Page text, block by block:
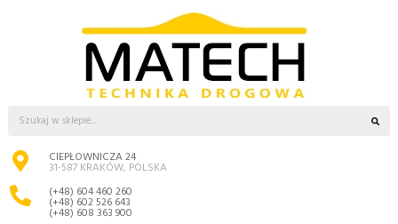
CIEPŁOWNICZA 24
31-587 KRAKÓW, POLSKA
(+48) 604 460 260
(+48) 602 526 643
(+48) 608 363 900